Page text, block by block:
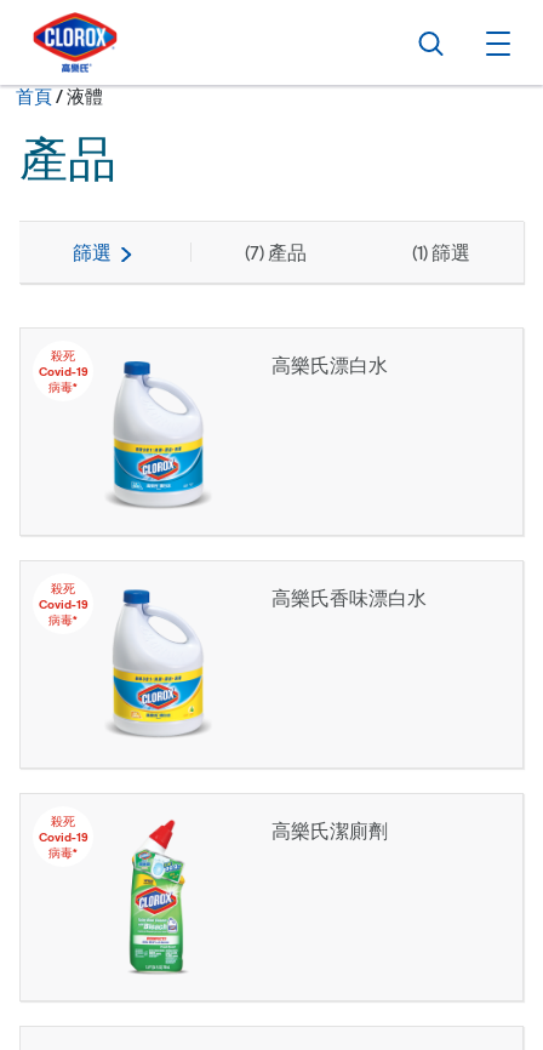
跳到主導航
跳轉至內容
跳到頁尾
搜尋
首頁/現在:
液體
產品
篩選 (7) 產品 (1) 篩選
殺死
Covid-19
病毒*
高樂氏漂白水
殺死
Covid-19
病毒*
高樂氏香味漂白水
殺死
Covid-19
病毒*
高樂氏潔廁劑